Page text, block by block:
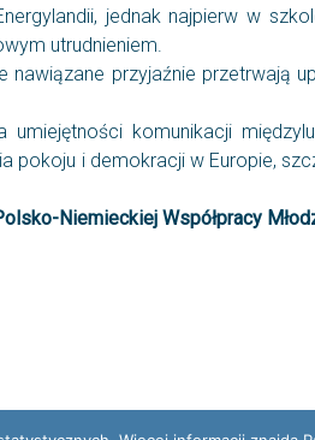
jednak najpierw w
utrudnieniem.
przyjaźnie przetrwają
komunikacji
pokoju i demokracji w Europie,
Niemieckiej Współpracy